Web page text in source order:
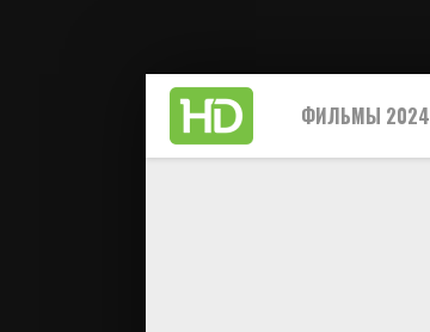
ФИЛЬМЫ 2024